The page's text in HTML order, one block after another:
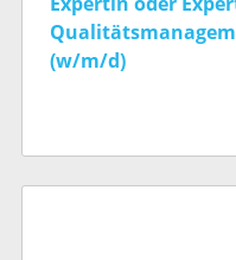
(w/m/d)